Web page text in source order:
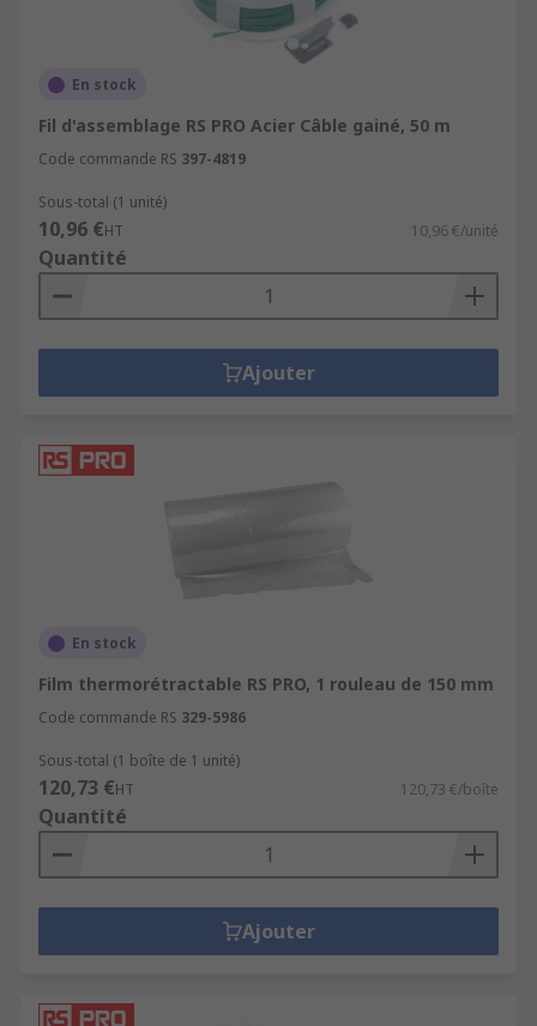
En stock
Fil d'assemblage RS PRO Acier Câble gainé, 50 m
Code commande RS 397-4819
Sous-total (1 unité)
10,96 €HT 10,96 €/unité
Quantité
Ajouter
En stock
Film thermorétractable RS PRO, 1 rouleau de 150 mm
Code commande RS 329-5986
Sous-total (1 boîte de 1 unité)
120,73 €HT 120,73 €/boîte
Quantité
Ajouter